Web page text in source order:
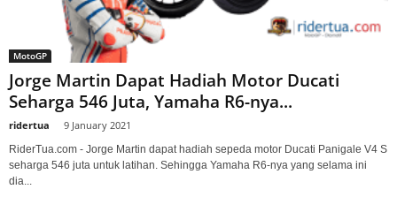
MotoGP
Jorge Martin Dapat Hadiah Motor Ducati
Seharga 546 Juta, Yamaha R6-nya...
ridertua 9 January 2021
RiderTua.com - Jorge Martin dapat hadiah sepeda motor Ducati Panigale V4 S
seharga 546 juta untuk latihan. Sehingga Yamaha R6-nya yang selama ini
dia...